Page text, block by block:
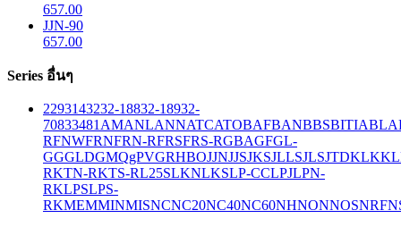
657.00
JJN-90
657.00
Series อื่นๆ
2293143232-18832-18932-
70833481 AMANLANNATCATOBAFBANBBSBITIABLA
RFNWFRNFRN-RFRSFRS-RGBAGFGL-
GGGLDGMQgPVGRHBOJJNJJSJKSJLLSJLSJTDKLK
RKTN-RKTS-RL25SLKNLKSLP-CCLPJLPN-
RKLPSLPS-
RKMEMMINMISNCNC20NC40NC60NHNONNOSNRF